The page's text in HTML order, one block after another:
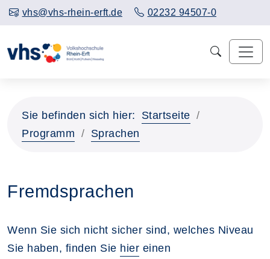
vhs@vhs-rhein-erft.de 02232 94507-0
Sie befinden sich hier:
Startseite
Programm
Sprachen
Fremdsprachen
Wenn Sie sich nicht sicher sind, welches Niveau
Sie haben, finden Sie hier einen